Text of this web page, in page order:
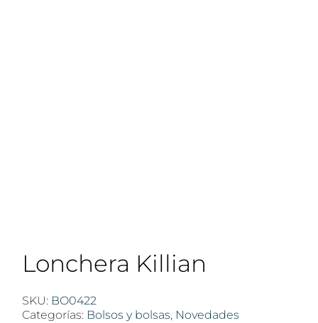
Lonchera Killian
SKU: BO0422
Categorías: Bolsos y bolsas, Novedades